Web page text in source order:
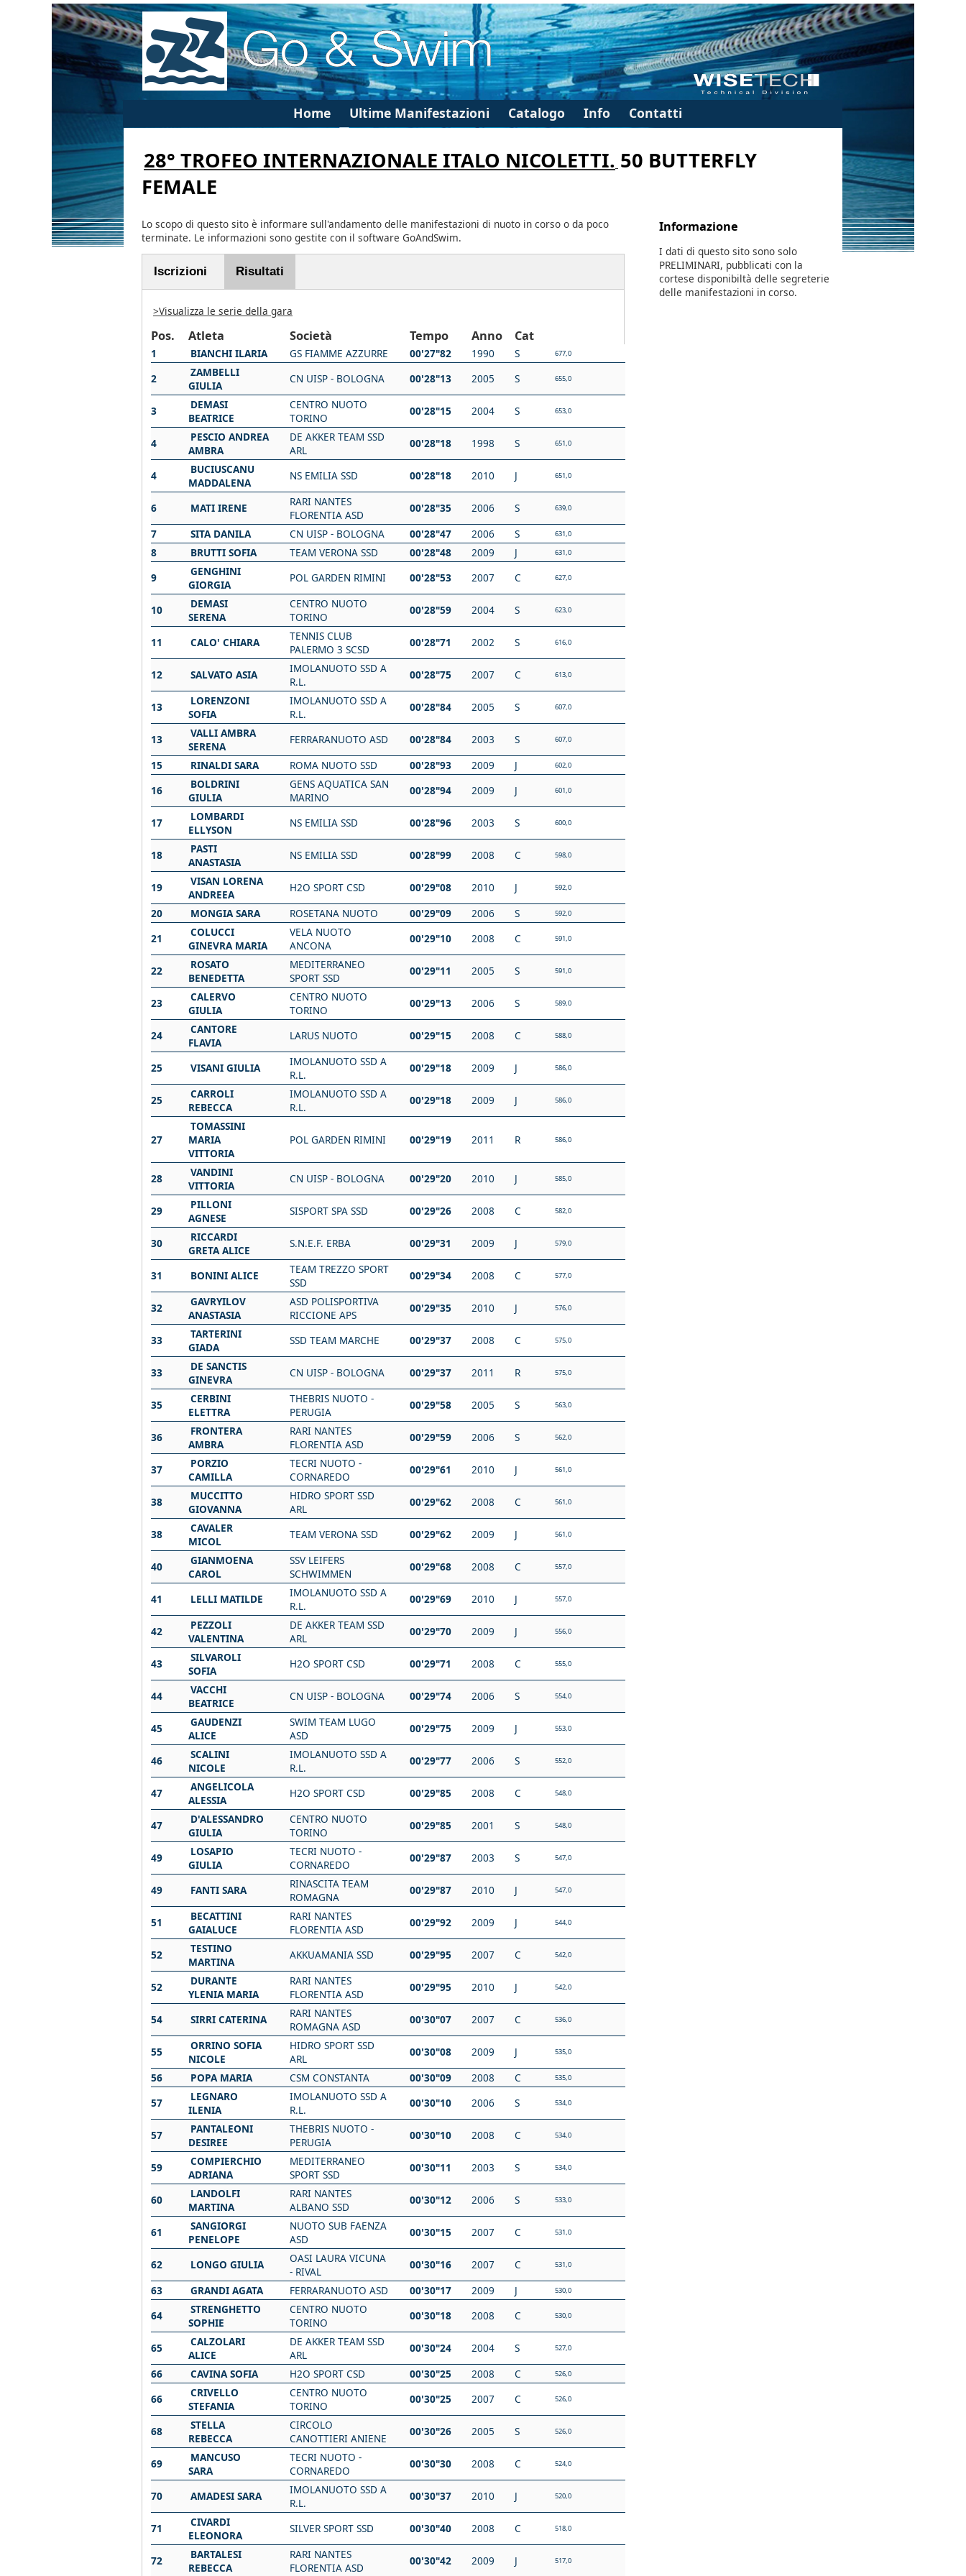
Home Ultime Manifestazioni Catalogo Info Contatti
28° TROFEO INTERNAZIONALE ITALO NICOLETTI. 50 BUTTERFLY
FEMALE
Lo scopo di questo sito è informare sull'andamento delle manifestazioni di nuoto in corso o da poco
terminate. Le informazioni sono gestite con il software GoAndSwim.
Iscrizioni Risultati
>Visualizza le serie della gara
Pos. Atleta Società Tempo Anno Cat
1 BIANCHI ILARIA GS FIAMME AZZURRE 00'27"82 1990 S 677,0
2
ZAMBELLI
GIULIA
CN UISP - BOLOGNA 00'28"13 2005 S 655,0
3
DEMASI
BEATRICE
CENTRO NUOTO
TORINO
00'28"15 2004 S 653,0
4
PESCIO ANDREA
AMBRA
DE AKKER TEAM SSD
ARL
00'28"18 1998 S 651,0
4
BUCIUSCANU
MADDALENA
NS EMILIA SSD 00'28"18 2010 J 651,0
6 MATI IRENE
RARI NANTES
FLORENTIA ASD
00'28"35 2006 S 639,0
7 SITA DANILA CN UISP - BOLOGNA 00'28"47 2006 S 631,0
8 BRUTTI SOFIA TEAM VERONA SSD 00'28"48 2009 J 631,0
9
GENGHINI
GIORGIA
POL GARDEN RIMINI 00'28"53 2007 C 627,0
10
DEMASI
SERENA
CENTRO NUOTO
TORINO
00'28"59 2004 S 623,0
11 CALO' CHIARA
TENNIS CLUB
PALERMO 3 SCSD
00'28"71 2002 S 616,0
12 SALVATO ASIA
IMOLANUOTO SSD A
R.L.
00'28"75 2007 C 613,0
13
LORENZONI
SOFIA
IMOLANUOTO SSD A
R.L.
00'28"84 2005 S 607,0
13
VALLI AMBRA
SERENA
FERRARANUOTO ASD 00'28"84 2003 S 607,0
15 RINALDI SARA ROMA NUOTO SSD 00'28"93 2009 J 602,0
16
BOLDRINI
GIULIA
GENS AQUATICA SAN
MARINO
00'28"94 2009 J 601,0
17
LOMBARDI
ELLYSON
NS EMILIA SSD 00'28"96 2003 S 600,0
18
PASTI
ANASTASIA
NS EMILIA SSD 00'28"99 2008 C 598,0
19
VISAN LORENA
ANDREEA
H2O SPORT CSD 00'29"08 2010 J 592,0
20 MONGIA SARA ROSETANA NUOTO 00'29"09 2006 S 592,0
21
COLUCCI
GINEVRA MARIA
VELA NUOTO
ANCONA
00'29"10 2008 C 591,0
22
ROSATO
BENEDETTA
MEDITERRANEO
SPORT SSD
00'29"11 2005 S 591,0
23
CALERVO
GIULIA
CENTRO NUOTO
TORINO
00'29"13 2006 S 589,0
24
CANTORE
FLAVIA
LARUS NUOTO 00'29"15 2008 C 588,0
25 VISANI GIULIA
IMOLANUOTO SSD A
R.L.
00'29"18 2009 J 586,0
25
CARROLI
REBECCA
IMOLANUOTO SSD A
R.L.
00'29"18 2009 J 586,0
27
TOMASSINI
MARIA
VITTORIA
POL GARDEN RIMINI 00'29"19 2011 R 586,0
28
VANDINI
VITTORIA
CN UISP - BOLOGNA 00'29"20 2010 J 585,0
29
PILLONI
AGNESE
SISPORT SPA SSD 00'29"26 2008 C 582,0
30
RICCARDI
GRETA ALICE
S.N.E.F. ERBA 00'29"31 2009 J 579,0
31 BONINI ALICE
TEAM TREZZO SPORT
SSD
00'29"34 2008 C 577,0
32
GAVRYILOV
ANASTASIA
ASD POLISPORTIVA
RICCIONE APS
00'29"35 2010 J 576,0
33
TARTERINI
GIADA
SSD TEAM MARCHE 00'29"37 2008 C 575,0
33
DE SANCTIS
GINEVRA
CN UISP - BOLOGNA 00'29"37 2011 R 575,0
35
CERBINI
ELETTRA
THEBRIS NUOTO -
PERUGIA
00'29"58 2005 S 563,0
36
FRONTERA
AMBRA
RARI NANTES
FLORENTIA ASD
00'29"59 2006 S 562,0
37
PORZIO
CAMILLA
TECRI NUOTO -
CORNAREDO
00'29"61 2010 J 561,0
38
MUCCITTO
GIOVANNA
HIDRO SPORT SSD
ARL
00'29"62 2008 C 561,0
38
CAVALER
MICOL
TEAM VERONA SSD 00'29"62 2009 J 561,0
40
GIANMOENA
CAROL
SSV LEIFERS
SCHWIMMEN
00'29"68 2008 C 557,0
41 LELLI MATILDE
IMOLANUOTO SSD A
R.L.
00'29"69 2010 J 557,0
42
PEZZOLI
VALENTINA
DE AKKER TEAM SSD
ARL
00'29"70 2009 J 556,0
43
SILVAROLI
SOFIA
H2O SPORT CSD 00'29"71 2008 C 555,0
44
VACCHI
BEATRICE
CN UISP - BOLOGNA 00'29"74 2006 S 554,0
45
GAUDENZI
ALICE
SWIM TEAM LUGO
ASD
00'29"75 2009 J 553,0
46
SCALINI
NICOLE
IMOLANUOTO SSD A
R.L.
00'29"77 2006 S 552,0
47
ANGELICOLA
ALESSIA
H2O SPORT CSD 00'29"85 2008 C 548,0
47
D'ALESSANDRO
GIULIA
CENTRO NUOTO
TORINO
00'29"85 2001 S 548,0
49
LOSAPIO
GIULIA
TECRI NUOTO -
CORNAREDO
00'29"87 2003 S 547,0
49 FANTI SARA
RINASCITA TEAM
ROMAGNA
00'29"87 2010 J 547,0
51
BECATTINI
GAIALUCE
RARI NANTES
FLORENTIA ASD
00'29"92 2009 J 544,0
52
TESTINO
MARTINA
AKKUAMANIA SSD 00'29"95 2007 C 542,0
52
DURANTE
YLENIA MARIA
RARI NANTES
FLORENTIA ASD
00'29"95 2010 J 542,0
54 SIRRI CATERINA
RARI NANTES
ROMAGNA ASD
00'30"07 2007 C 536,0
55
ORRINO SOFIA
NICOLE
HIDRO SPORT SSD
ARL
00'30"08 2009 J 535,0
56 POPA MARIA CSM CONSTANTA 00'30"09 2008 C 535,0
57
LEGNARO
ILENIA
IMOLANUOTO SSD A
R.L.
00'30"10 2006 S 534,0
57
PANTALEONI
DESIREE
THEBRIS NUOTO -
PERUGIA
00'30"10 2008 C 534,0
59
COMPIERCHIO
ADRIANA
MEDITERRANEO
SPORT SSD
00'30"11 2003 S 534,0
60
LANDOLFI
MARTINA
RARI NANTES
ALBANO SSD
00'30"12 2006 S 533,0
61
SANGIORGI
PENELOPE
NUOTO SUB FAENZA
ASD
00'30"15 2007 C 531,0
62 LONGO GIULIA
OASI LAURA VICUNA
- RIVAL
00'30"16 2007 C 531,0
63 GRANDI AGATA FERRARANUOTO ASD 00'30"17 2009 J 530,0
64
STRENGHETTO
SOPHIE
CENTRO NUOTO
TORINO
00'30"18 2008 C 530,0
65
CALZOLARI
ALICE
DE AKKER TEAM SSD
ARL
00'30"24 2004 S 527,0
66 CAVINA SOFIA H2O SPORT CSD 00'30"25 2008 C 526,0
66
CRIVELLO
STEFANIA
CENTRO NUOTO
TORINO
00'30"25 2007 C 526,0
68
STELLA
REBECCA
CIRCOLO
CANOTTIERI ANIENE
00'30"26 2005 S 526,0
69
MANCUSO
SARA
TECRI NUOTO -
CORNAREDO
00'30"30 2008 C 524,0
70 AMADESI SARA
IMOLANUOTO SSD A
R.L.
00'30"37 2010 J 520,0
71
CIVARDI
ELEONORA
SILVER SPORT SSD 00'30"40 2008 C 518,0
72
BARTALESI
REBECCA
RARI NANTES
FLORENTIA ASD
00'30"42 2009 J 517,0
Informazione
I dati di questo sito sono solo
PRELIMINARI, pubblicati con la
cortese disponibiltà delle segreterie
delle manifestazioni in corso.